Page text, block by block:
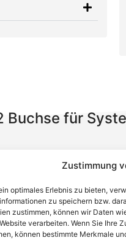
Zustimmung
optimales Erlebnis zu bieten,
zu speichern bzw.
zustimmen, können wir Daten
verarbeiten. Wenn Sie Ihre
können bestimmte Merkmale
für
sind eine
sind erhältlich für
–
Innenteil.